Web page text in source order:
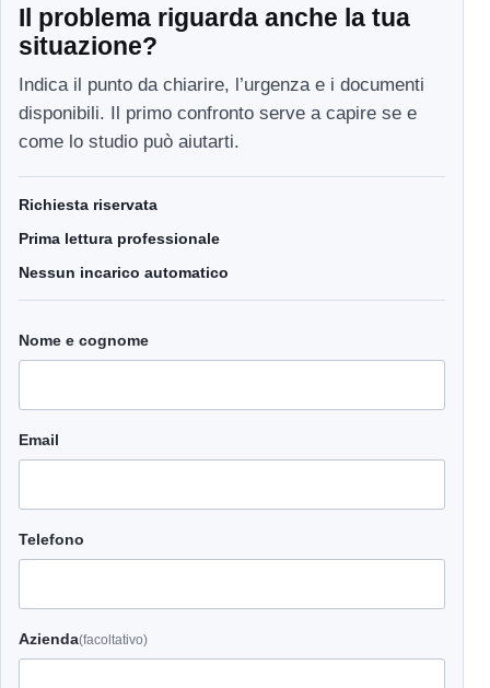
Il problema riguarda anche la tua
situazione?
Indica il punto da chiarire, l’urgenza e i documenti
disponibili. Il primo confronto serve a capire se e
come lo studio può aiutarti.
Richiesta riservata
Prima lettura professionale
Nessun incarico automatico
Nome e cognome
Email
Telefono
Azienda(facoltativo)